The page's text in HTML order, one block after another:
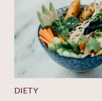
DIETY